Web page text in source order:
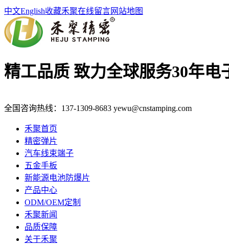
中文English收藏禾聚在线留言网站地图
精工品质 致力全球服务30年电
全国咨询热线： 137-1309-8683 yewu@cnstamping.com
禾聚首页
精密弹片
汽车线束端子
五金手板
新能源电池防爆片
产品中心
ODM/OEM定制
禾聚新闻
品质保障
关于禾聚